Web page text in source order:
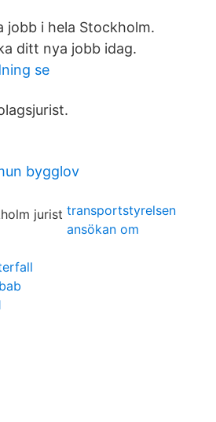
jobb i hela Stockholm.
ditt nya jobb idag.
se
bygglov
transportstyrelsen
ansökan om